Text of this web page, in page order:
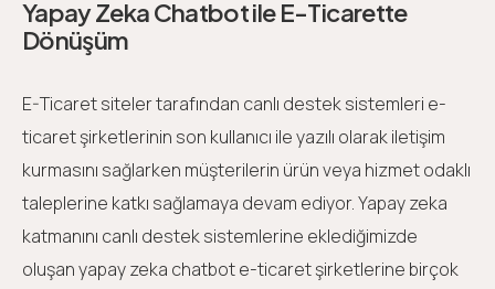
Yapay Zeka Chatbot ile E-Ticarette
Dönüşüm
E-Ticaret siteler tarafından canlı destek sistemleri e-
ticaret şirketlerinin son kullanıcı ile yazılı olarak iletişim
kurmasını sağlarken müşterilerin ürün veya hizmet odaklı
taleplerine katkı sağlamaya devam ediyor. Yapay zeka
katmanını canlı destek sistemlerine eklediğimizde
oluşan yapay zeka chatbot e-ticaret şirketlerine birçok